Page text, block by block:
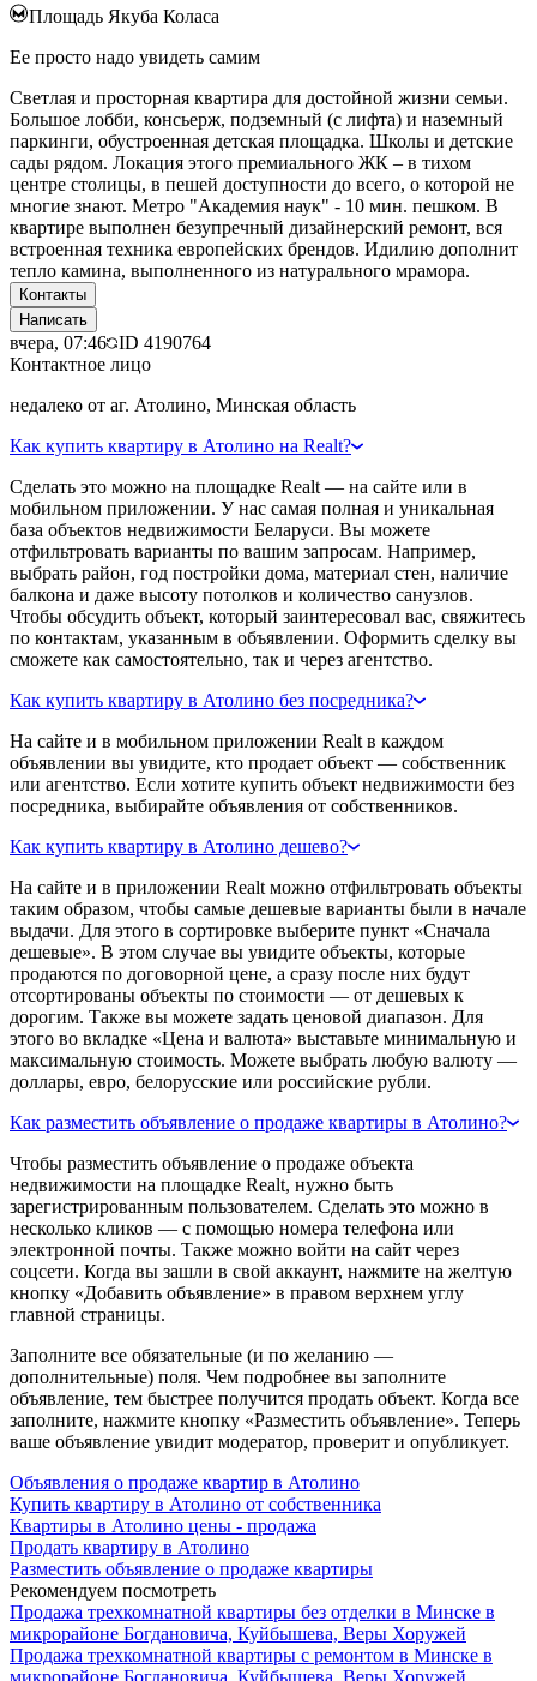
Площадь Якуба Коласа
Ее просто надо увидеть самим
Светлая и просторная квартира для достойной жизни семьи.
Большое лобби, консьерж, подземный (с лифта) и наземный
паркинги, обустроенная детская площадка. Школы и детские
сады рядом. Локация этого премиального ЖК – в тихом
центре столицы, в пешей доступности до всего, о которой не
многие знают. Метро "Академия наук" - 10 мин. пешком. В
квартире выполнен безупречный дизайнерский ремонт, вся
встроенная техника европейских брендов. Идилию дополнит
тепло камина, выполненного из натурального мрамора.
Контакты
Написать
вчера, 07:46 ID 4190764
Контактное лицо
недалеко от аг. Атолино, Минская область
Как купить квартиру в Атолино на Realt?
Сделать это можно на площадке Realt — на сайте или в
мобильном приложении. У нас самая полная и уникальная
база объектов недвижимости Беларуси. Вы можете
отфильтровать варианты по вашим запросам. Например,
выбрать район, год постройки дома, материал стен, наличие
балкона и даже высоту потолков и количество санузлов.
Чтобы обсудить объект, который заинтересовал вас, свяжитесь
по контактам, указанным в объявлении. Оформить сделку вы
сможете как самостоятельно, так и через агентство.
Как купить квартиру в Атолино без посредника?
На сайте и в мобильном приложении Realt в каждом
объявлении вы увидите, кто продает объект — собственник
или агентство. Если хотите купить объект недвижимости без
посредника, выбирайте объявления от собственников.
Как купить квартиру в Атолино дешево?
На сайте и в приложении Realt можно отфильтровать объекты
таким образом, чтобы самые дешевые варианты были в начале
выдачи. Для этого в сортировке выберите пункт «Сначала
дешевые». В этом случае вы увидите объекты, которые
продаются по договорной цене, а сразу после них будут
отсортированы объекты по стоимости — от дешевых к
дорогим. Также вы можете задать ценовой диапазон. Для
этого во вкладке «Цена и валюта» выставьте минимальную и
максимальную стоимость. Можете выбрать любую валюту —
доллары, евро, белорусские или российские рубли.
Как разместить объявление о продаже квартиры в Атолино?
Чтобы разместить объявление о продаже объекта
недвижимости на площадке Realt, нужно быть
зарегистрированным пользователем. Сделать это можно в
несколько кликов — с помощью номера телефона или
электронной почты. Также можно войти на сайт через
соцсети. Когда вы зашли в свой аккаунт, нажмите на желтую
кнопку «Добавить объявление» в правом верхнем углу
главной страницы.
Заполните все обязательные (и по желанию —
дополнительные) поля. Чем подробнее вы заполните
объявление, тем быстрее получится продать объект. Когда все
заполните, нажмите кнопку «Разместить объявление». Теперь
ваше объявление увидит модератор, проверит и опубликует.
Объявления о продаже квартир в Атолино
Купить квартиру в Атолино от собственника
Квартиры в Атолино цены - продажа
Продать квартиру в Атолино
Разместить объявление о продаже квартиры
Рекомендуем посмотреть
Продажа трехкомнатной квартиры без отделки в Минске в
микрорайоне Богдановича, Куйбышева, Веры Хоружей
Продажа трехкомнатной квартиры с ремонтом в Минске в
микрорайоне Богдановича, Куйбышева, Веры Хоружей